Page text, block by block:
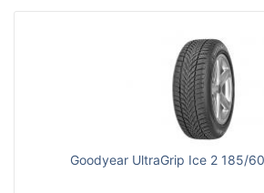
Goodyear UltraGrip Ice 2 185/